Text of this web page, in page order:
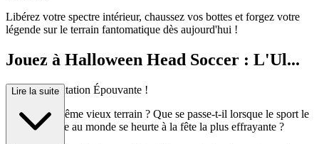
Libérez votre spectre intérieur, chaussez vos bottes et forgez votre
légende sur le terrain fantomatique dès aujourd'hui !
Jouez à Halloween Head Soccer : L'Ul...
time Confrontation Épouvante !
Fatigué du même vieux terrain ? Que se passe-t-il lorsque le sport le
plus populaire au monde se heurte à la fête la plus effrayante ?
Lire la suite